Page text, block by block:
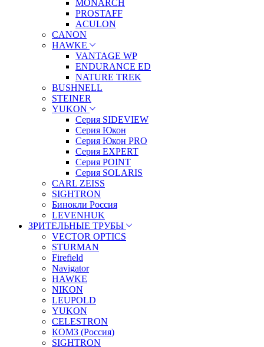
MONARCH
PROSTAFF
ACULON
CANON
HAWKE
VANTAGE WP
ENDURANCE ED
NATURE TREK
BUSHNELL
STEINER
YUKON
Серия SIDEVIEW
Серия Юкон
Серия Юкон PRO
Серия EXPERT
Серия POINT
Серия SOLARIS
CARL ZEISS
SIGHTRON
Бинокли Россия
LEVENHUK
ЗРИТЕЛЬНЫЕ ТРУБЫ
VECTOR OPTICS
STURMAN
Firefield
Navigator
HAWKE
NIKON
LEUPOLD
YUKON
CELESTRON
КОМЗ (Россия)
SIGHTRON